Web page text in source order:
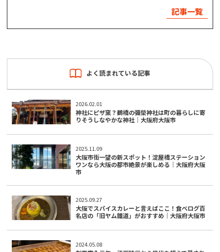
記事一覧
よく読まれている記事
2026.02.01
神社にピザ窯？鶴橋の彌榮神社は町の暮らしに寄
りそうしなやかな神社｜大阪府大阪市
2025.11.09
大阪市街一望の新スポット！淀屋橋ステーション
ワンなら大阪の都市絶景が楽しめる｜大阪府大阪
市
2025.09.27
大阪でスパイスカレーと言えばここ！食べログ百
名店の「旧ヤム鐵道」がおすすめ｜大阪府大阪市
2024.05.08